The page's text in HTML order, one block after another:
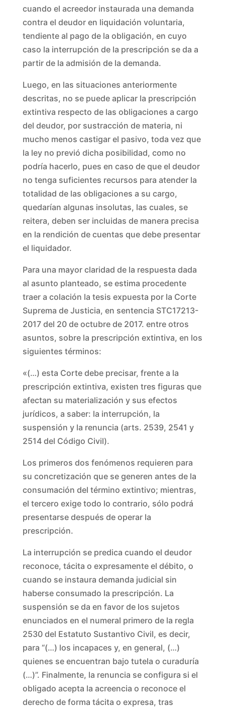
cuando el acreedor instaurada una demanda
contra el deudor en liquidación voluntaria,
tendiente al pago de la obligación, en cuyo
caso la interrupción de la prescripción se da a
partir de la admisión de la demanda.
Luego, en las situaciones anteriormente
descritas, no se puede aplicar la prescripción
extintiva respecto de las obligaciones a cargo
del deudor, por sustracción de materia, ni
mucho menos castigar el pasivo, toda vez que
la ley no previó dicha posibilidad, como no
podría hacerlo, pues en caso de que el deudor
no tenga suficientes recursos para atender la
totalidad de las obligaciones a su cargo,
quedarían algunas insolutas, las cuales, se
reitera, deben ser incluidas de manera precisa
en la rendición de cuentas que debe presentar
el liquidador.
Para una mayor claridad de la respuesta dada
al asunto planteado, se estima procedente
traer a colación la tesis expuesta por la Corte
Suprema de Justicia, en sentencia STC17213-
2017 del 20 de octubre de 2017. entre otros
asuntos, sobre la prescripción extintiva, en los
siguientes términos:
«(…) esta Corte debe precisar, frente a la
prescripción extintiva, existen tres figuras que
afectan su materialización y sus efectos
jurídicos, a saber: la interrupción, la
suspensión y la renuncia (arts. 2539, 2541 y
2514 del Código Civil).
Los primeros dos fenómenos requieren para
su concretización que se generen antes de la
consumación del término extintivo; mientras,
el tercero exige todo lo contrario, sólo podrá
presentarse después de operar la
prescripción.
La interrupción se predica cuando el deudor
reconoce, tácita o expresamente el débito, o
cuando se instaura demanda judicial sin
haberse consumado la prescripción. La
suspensión se da en favor de los sujetos
enunciados en el numeral primero de la regla
2530 del Estatuto Sustantivo Civil, es decir,
para “(…) los incapaces y, en general, (…)
quienes se encuentran bajo tutela o curaduría
(…)”. Finalmente, la renuncia se configura si el
obligado acepta la acreencia o reconoce el
derecho de forma tácita o expresa, tras